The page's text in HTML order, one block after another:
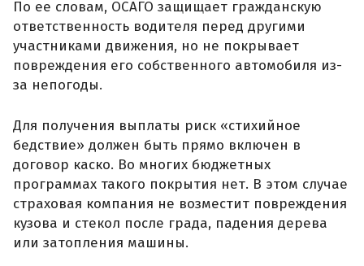
По ее словам, ОСАГО защищает гражданскую
ответственность водителя перед другими
участниками движения, но не покрывает
повреждения его собственного автомобиля из-
за непогоды.
Для получения выплаты риск «стихийное
бедствие» должен быть прямо включен в
договор каско. Во многих бюджетных
программах такого покрытия нет. В этом случае
страховая компания не возместит повреждения
кузова и стекол после града, падения дерева
или затопления машины.